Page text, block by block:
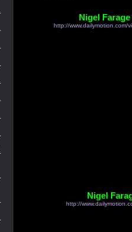
Nigel
http://www.dailymotion.com/
Nigel
http://